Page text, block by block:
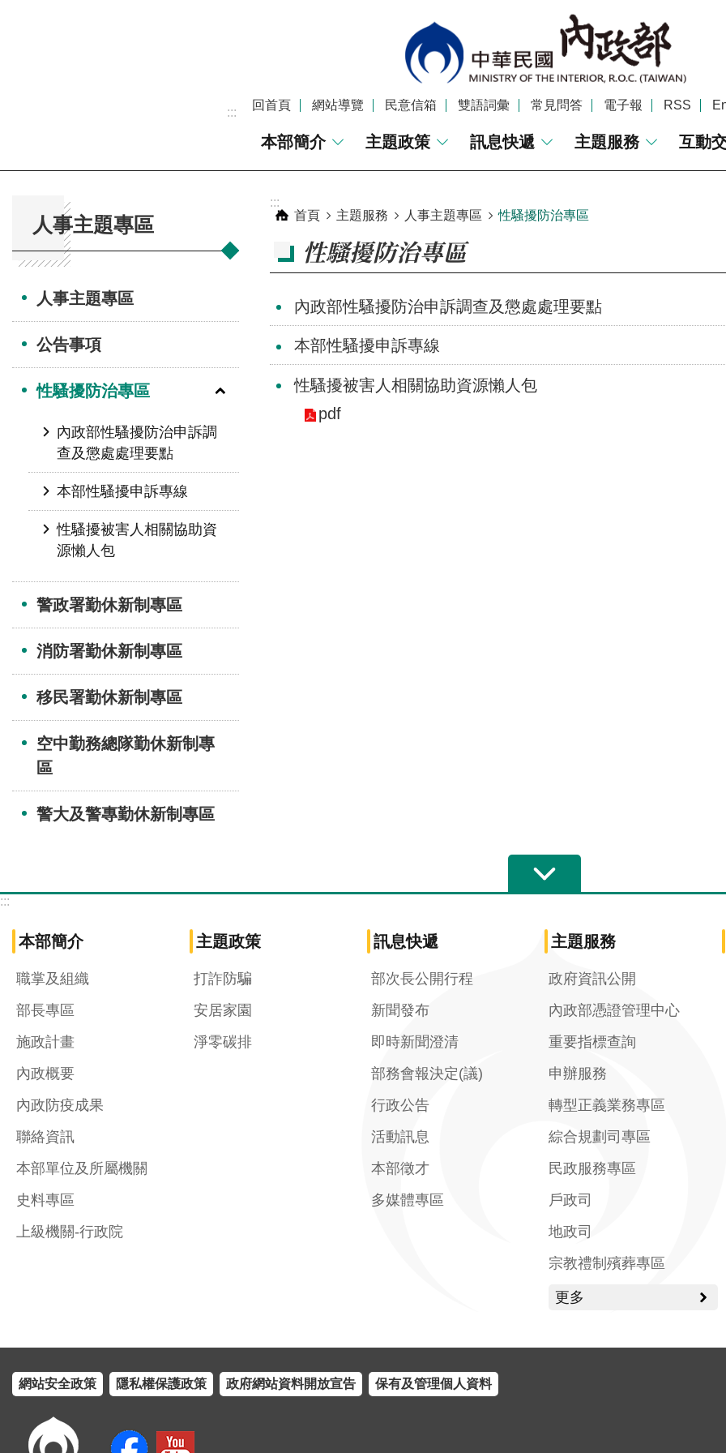
:::
回首頁 網站導覽 民意信箱 雙語詞彙 常見問答 電子報 RSS
本部簡介 主題政策 訊息快遞 主題服務 互動
人事主題專區
人事主題專區
公告事項
性騷擾防治專區
內政部性騷擾防治申訴調
查及懲處處理要點
本部性騷擾申訴專線
性騷擾被害人相關協助資
源懶人包
警政署勤休新制專區
消防署勤休新制專區
移民署勤休新制專區
空中勤務總隊勤休新制專
區
警大及警專勤休新制專區
:::
首頁
主題服務 人事主題專區 性騷擾防治專區
性騷擾防治專區
內政部性騷擾防治申訴調查及懲處處理要點
本部性騷擾申訴專線
性騷擾被害人相關協助資源懶人包
pdf
:::
本部簡介
職掌及組織
部長專區
施政計畫
內政概要
內政防疫成果
聯絡資訊
本部單位及所屬機關
史料專區
上級機關-行政院
主題政策
打詐防騙
安居家園
淨零碳排
訊息快遞
部次長公開行程
新聞發布
即時新聞澄清
部務會報決定(議)
行政公告
活動訊息
本部徵才
多媒體專區
主題服務
政府資訊公開
內政部憑證管理中心
重要指標查詢
申辦服務
轉型正義業務專區
綜合規劃司專區
民政服務專區
戶政司
地政司
宗教禮制殯葬專區
更多
網站安全政策 隱私權保護政策 政府網站資料開放宣告 保有及管理個人資料